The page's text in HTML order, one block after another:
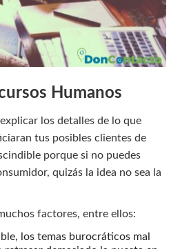
Humanos
los detalles de lo que
tus posibles clientes de
porque si no puedes
quizás la idea no sea la
factores, entre ellos:
los temas burocráticos mal